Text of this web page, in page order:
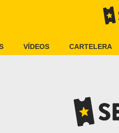
VÍDEOS CARTELERA